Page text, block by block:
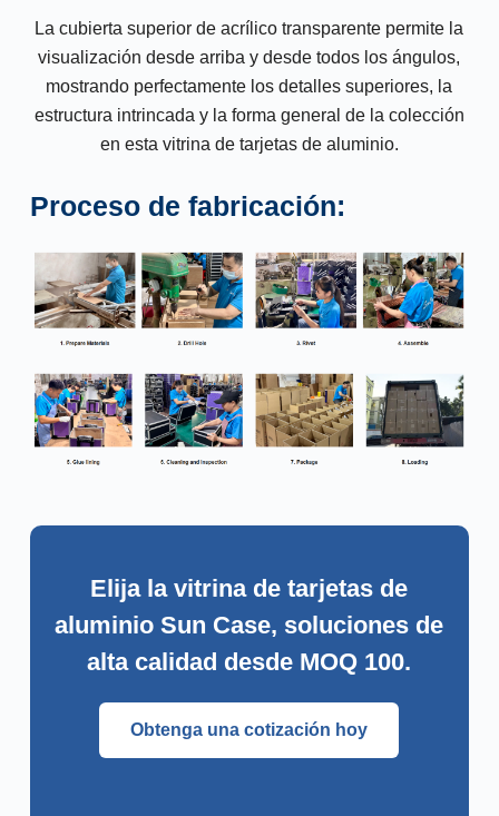
La cubierta superior de acrílico transparente permite la
visualización desde arriba y desde todos los ángulos,
mostrando perfectamente los detalles superiores, la
estructura intrincada y la forma general de la colección
en esta vitrina de tarjetas de aluminio.
Proceso de fabricación:
Elija la vitrina de tarjetas de
aluminio Sun Case, soluciones de
alta calidad desde MOQ 100.
Obtenga una cotización hoy